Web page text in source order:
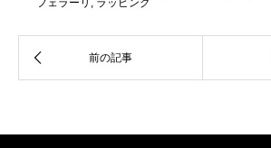
フェラーリ , ラッピング